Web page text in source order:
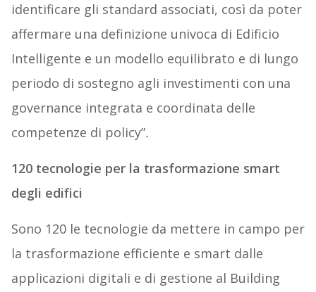
identificare gli standard associati, così da poter
affermare una definizione univoca di Edificio
Intelligente e un modello equilibrato e di lungo
periodo di sostegno agli investimenti con una
governance integrata e coordinata delle
competenze di policy”.
120 tecnologie per la trasformazione smart
degli edifici
Sono 120 le tecnologie da mettere in campo per
la trasformazione efficiente e smart dalle
applicazioni digitali e di gestione al Building